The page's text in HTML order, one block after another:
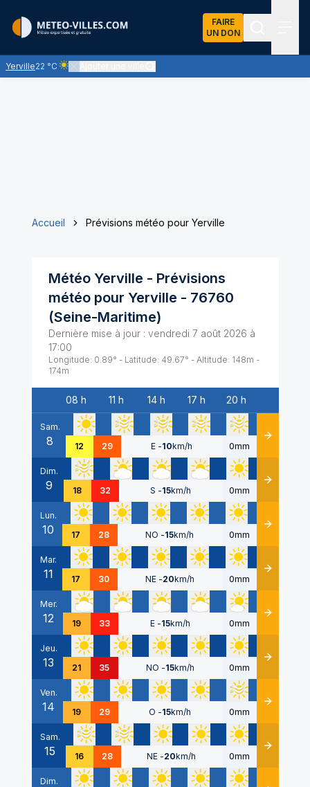
FAIRE
UN DON
Yerville22 °C
Ciel clair - quasiment pas de nuages et un soleil omniprésent
Accueil Prévisions météo pour Yerville
Météo Yerville - Prévisions
météo pour Yerville - 76760
(Seine-Maritime)
Dernière mise à jour : vendredi 7 août 2026 à
17:00
Longitude: 0.89° - Latitude: 49.67° - Altitude: 148m -
174m
Date
08 h 11 h 14 h 17 h 20 h
Sam.
8 12 29 E -10km/h 0mm Détails
Dim.
9 18 32 S -15km/h 0mm Détails
Lun.
10 17 28 NO -15km/h 0mm Détails
Mar.
11 17 30 NE -20km/h 0mm Détails
Mer.
12 19 33 E -15km/h 0mm Détails
Jeu.
13 21 35 NO -15km/h 0mm Détails
Ven.
14 19 29 O -15km/h 0mm Détails
Sam.
15 16 28 NE -20km/h 0mm Détails
Dim.